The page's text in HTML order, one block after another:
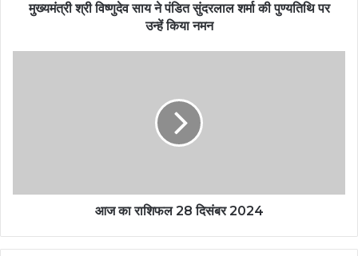
मुख्यमंत्री श्री विष्णुदेव साय ने पंडित सुंदरलाल शर्मा की पुण्यतिथि पर
उन्हें किया नमन
आज का राशिफल 28 दिसंबर 2024